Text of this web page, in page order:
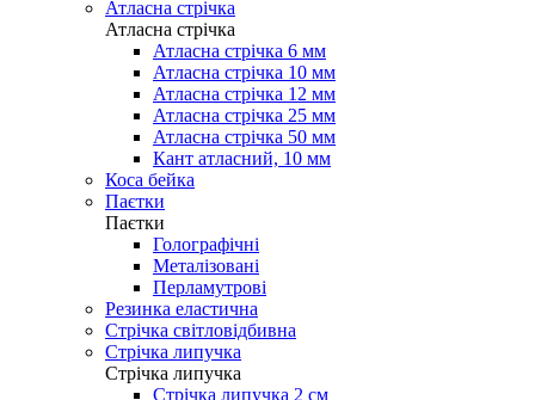
Атласна стрічка
Атласна стрічка
Атласна стрічка 6 мм
Атласна стрічка 10 мм
Атласна стрічка 12 мм
Атласна стрічка 25 мм
Атласна стрічка 50 мм
Кант атласний, 10 мм
Коса бейка
Паєтки
Паєтки
Голографічні
Металізовані
Перламутрові
Резинка еластична
Стрічка світловідбивна
Стрічка липучка
Стрічка липучка
Стрічка липучка 2 см